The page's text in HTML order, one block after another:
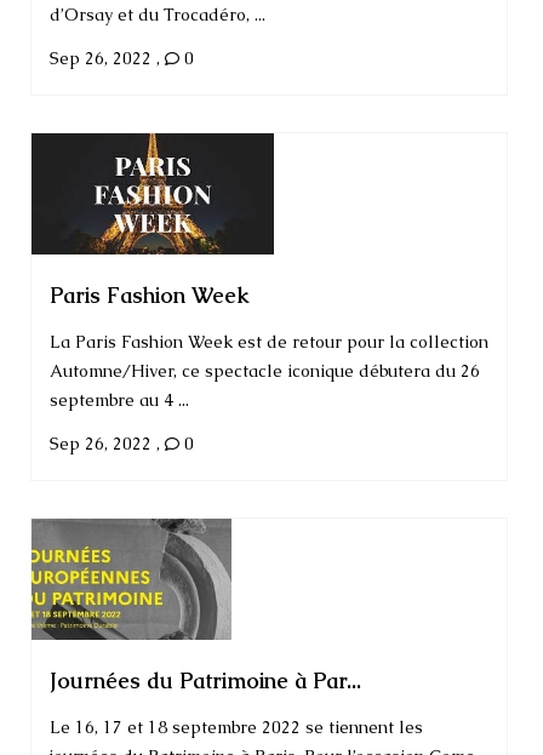
d’Orsay et du Trocadéro, ...
Sep 26, 2022 , 0
Paris Fashion Week
La Paris Fashion Week est de retour pour la collection
Automne/Hiver, ce spectacle iconique débutera du 26
septembre au 4 ...
Sep 26, 2022 , 0
Journées du Patrimoine à Par...
Le 16, 17 et 18 septembre 2022 se tiennent les